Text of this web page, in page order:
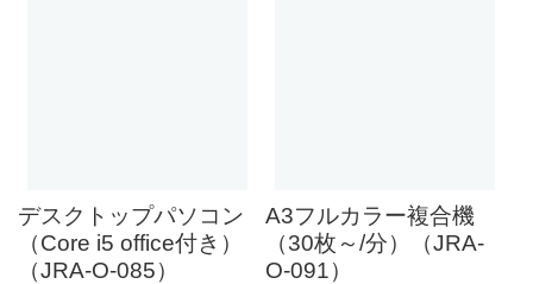
デスクトップパソコン
（Core i5 office付き）
（JRA-O-085）
A3フルカラー複合機
（30枚～/分）（JRA-
O-091）